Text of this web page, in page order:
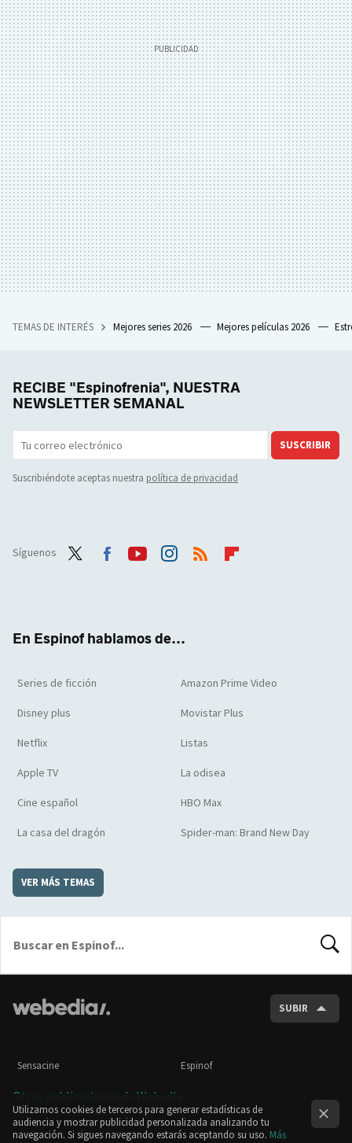
TEMAS DE INTERÉS Mejores series 2026 Mejores películas 2026
RECIBE "Espinofrenia", NUESTRA
NEWSLETTER SEMANAL
SUSCRIBIR
Suscribiéndote aceptas nuestra política de privacidad
Síguenos
En Espinof hablamos de...
Series de ficción Amazon Prime Video
Disney plus Movistar Plus
Netflix Listas
Apple TV La odisea
Cine español HBO Max
La casa del dragón Spider-man: Brand New Day
VER MÁS TEMAS
SUBIR
Sensacine Espinof
Otras publicaciones de Webedia
Utilizamos cookies de terceros para generar estadísticas de
audiencia y mostrar publicidad personalizada analizando tu
navegación. Si sigues navegando estarás aceptando su uso. Más